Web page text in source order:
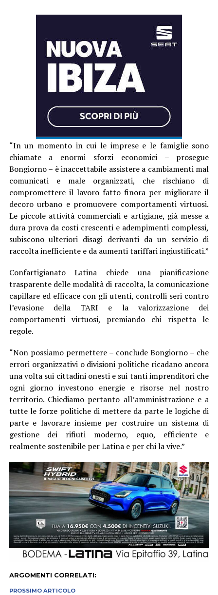
“In un momento in cui le imprese e le famiglie sono
chiamate a enormi sforzi economici – prosegue
Bongiorno – è inaccettabile assistere a cambiamenti mal
comunicati e male organizzati, che rischiano di
compromettere il lavoro fatto finora per migliorare il
decoro urbano e promuovere comportamenti virtuosi.
Le piccole attività commerciali e artigiane, già messe a
dura prova da costi crescenti e adempimenti complessi,
subiscono ulteriori disagi derivanti da un servizio di
raccolta inefficiente e da aumenti tariffari ingiustificati.”
Confartigianato Latina chiede una pianificazione
trasparente delle modalità di raccolta, la comunicazione
capillare ed efficace con gli utenti, controlli seri contro
l’evasione della TARI e la valorizzazione dei
comportamenti virtuosi, premiando chi rispetta le
regole.
“Non possiamo permettere – conclude Bongiorno – che
errori organizzativi o divisioni politiche ricadano ancora
una volta sui cittadini onesti e sui tanti imprenditori che
ogni giorno investono energie e risorse nel nostro
territorio. Chiediamo pertanto all’amministrazione e a
tutte le forze politiche di mettere da parte le logiche di
parte e lavorare insieme per costruire un sistema di
gestione dei rifiuti moderno, equo, efficiente e
realmente sostenibile per Latina e per chi la vive.”
ARGOMENTI CORRELATI:
PROSSIMO ARTICOLO